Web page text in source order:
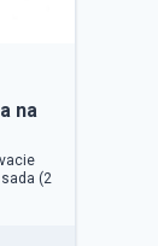
na
sada (2